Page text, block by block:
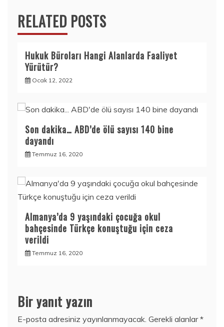
RELATED POSTS
Hukuk Büroları Hangi Alanlarda Faaliyet
Yürütür?
Ocak 12, 2022
Son dakika… ABD’de ölü sayısı 140 bine
dayandı
Temmuz 16, 2020
Almanya’da 9 yaşındaki çocuğa okul
bahçesinde Türkçe konuştuğu için ceza
verildi
Temmuz 16, 2020
Bir yanıt yazın
E-posta adresiniz yayınlanmayacak. Gerekli alanlar*